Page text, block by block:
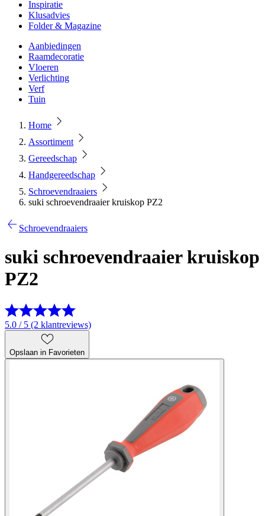
Inspiratie
Klusadvies
Folder & Magazine
Aanbiedingen
Raamdecoratie
Vloeren
Verlichting
Verf
Tuin
Home
Assortiment
Gereedschap
Handgereedschap
Schroevendraaiers
suki schroevendraaier kruiskop PZ2
Schroevendraaiers
suki schroevendraaier kruiskop
PZ2
5.0 / 5 (2 klantreviews)
Opslaan in Favorieten